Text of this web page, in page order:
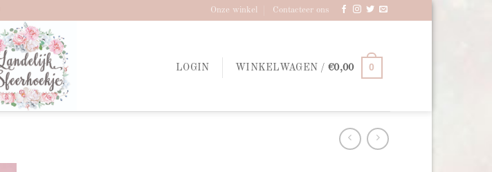
Onze winkel Contacteer ons
LOGIN WINKELWAGEN /€0,00 0